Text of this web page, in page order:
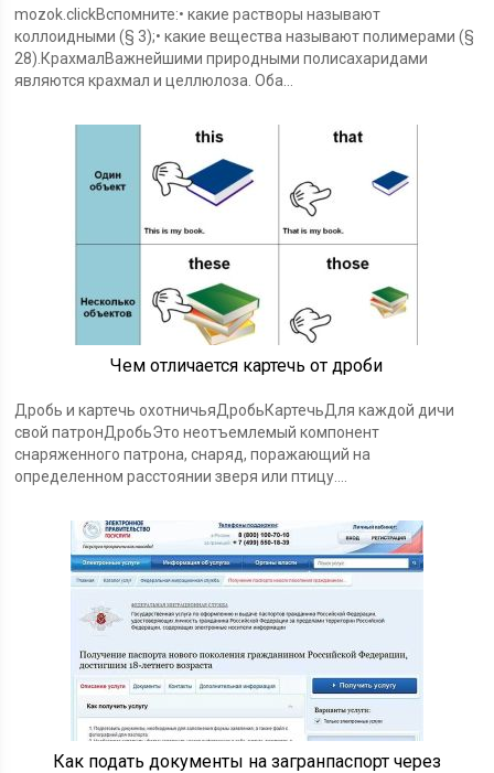
mozok.clickВспомните:• какие растворы называют
коллоидными (§ 3);• какие вещества называют полимерами (§
28).КрахмалВажнейшими природными полисахаридами
являются крахмал и целлюлоза. Оба…
Чем отличается картечь от дроби
Дробь и картечь охотничьяДробьКартечьДля каждой дичи
свой патронДробьЭто неотъемлемый компонент
снаряженного патрона, снаряд, поражающий на
определенном расстоянии зверя или птицу....
Как подать документы на загранпаспорт через